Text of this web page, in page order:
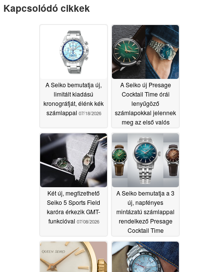
Kapcsolódó cikkek
A Seiko bemutatja új,
limitált kiadású
kronográfját, élénk kék
számlappal 07/18/2026
A Seiko új Presage
Cocktail Time órái
lenyűgöző
számlapokkal jelennek
meg az első valós
07/09/2026
Két új, megfizethető
Seiko 5 Sports Field
karóra érkezik GMT-
funkcióval 07/08/2026
A Seiko bemutatja a 3
új, napfényes
mintázatú számlappal
rendelkező Presage
Cocktail Time
07/07/2026